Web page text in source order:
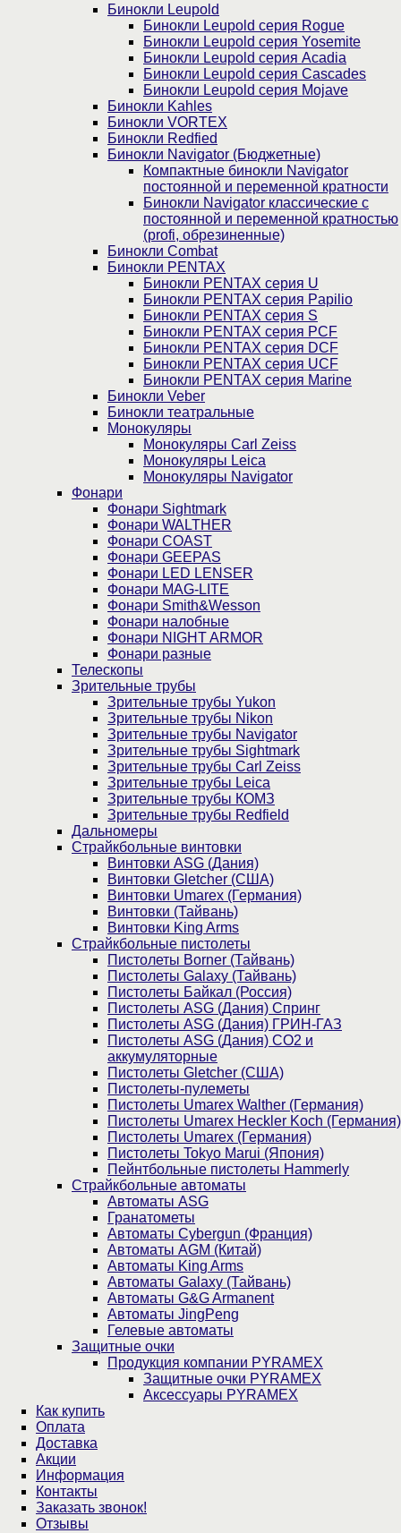
Бинокли Leupold
Бинокли Leupold серия Rogue
Бинокли Leupold серия Yosemite
Бинокли Leupold серия Acadia
Бинокли Leupold серия Cascades
Бинокли Leupold серия Mojave
Бинокли Kahles
Бинокли VORTEX
Бинокли Redfied
Бинокли Navigator (Бюджетные)
Компактные бинокли Navigator
постоянной и переменной кратности
Бинокли Navigator классические с
постоянной и переменной кратностью
(profi, обрезиненные)
Бинокли Combat
Бинокли PENTAX
Бинокли PENTAX серия U
Бинокли PENTAX серия Papilio
Бинокли PENTAX серия S
Бинокли PENTAX серия PCF
Бинокли PENTAX серия DCF
Бинокли PENTAX серия UCF
Бинокли PENTAX серия Marine
Бинокли Veber
Бинокли театральные
Монокуляры
Монокуляры Carl Zeiss
Монокуляры Leica
Монокуляры Navigator
Фонари
Фонари Sightmark
Фонари WALTHER
Фонари COAST
Фонари GEEPAS
Фонари LED LENSER
Фонари MAG-LITE
Фонари Smith&Wesson
Фонари налобные
Фонари NIGHT ARMOR
Фонари разные
Телескопы
Зрительные трубы
Зрительные трубы Yukon
Зрительные трубы Nikon
Зрительные трубы Navigator
Зрительные трубы Sightmark
Зрительные трубы Carl Zeiss
Зрительные трубы Leica
Зрительные трубы КОМЗ
Зрительные трубы Redfield
Дальномеры
Страйкбольные винтовки
Винтовки ASG (Дания)
Винтовки Gletcher (США)
Винтовки Umarex (Германия)
Винтовки (Тайвань)
Винтовки King Arms
Страйкбольные пистолеты
Пистолеты Borner (Тайвань)
Пистолеты Galaxy (Тайвань)
Пистолеты Байкал (Россия)
Пистолеты ASG (Дания) Спринг
Пистолеты ASG (Дания) ГРИН-ГАЗ
Пистолеты ASG (Дания) CO2 и
аккумуляторные
Пистолеты Gletcher (США)
Пистолеты-пулеметы
Пистолеты Umarex Walther (Германия)
Пистолеты Umarex Heckler Koch (Германия)
Пистолеты Umarex (Германия)
Пистолеты Tokyo Marui (Япония)
Пейнтбольные пистолеты Hammerly
Страйкбольные автоматы
Автоматы ASG
Гранатометы
Автоматы Cybergun (Франция)
Автоматы AGM (Китай)
Автоматы King Arms
Автоматы Galaxy (Тайвань)
Автоматы G&G Armanent
Автоматы JingPeng
Гелевые автоматы
Защитные очки
Продукция компании PYRAMEX
Защитные очки PYRAMEX
Аксессуары PYRAMEX
Как купить
Оплата
Доставка
Акции
Информация
Контакты
Заказать звонок!
Отзывы